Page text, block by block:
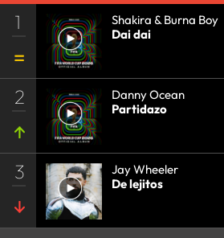
1
Shakira & Burna Boy
Dai dai
2
Danny Ocean
Partidazo
3
Jay Wheeler
De lejitos